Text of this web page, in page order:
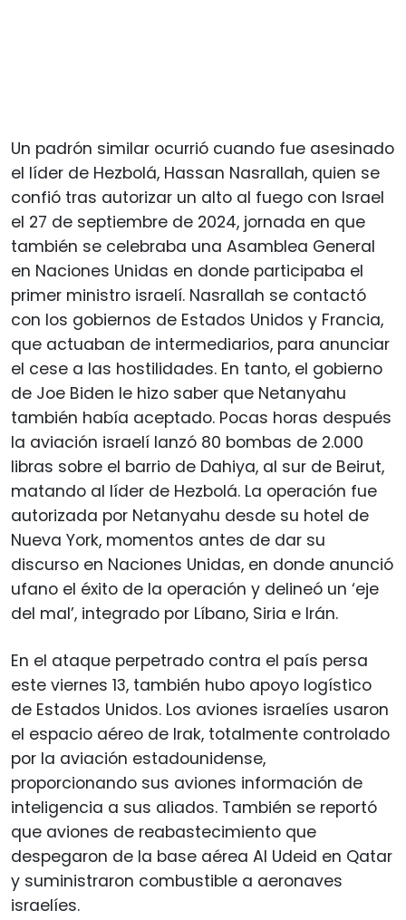
Un padrón similar ocurrió cuando fue asesinado
el líder de Hezbolá, Hassan Nasrallah, quien se
confió tras autorizar un alto al fuego con Israel
el 27 de septiembre de 2024, jornada en que
también se celebraba una Asamblea General
en Naciones Unidas en donde participaba el
primer ministro israelí. Nasrallah se contactó
con los gobiernos de Estados Unidos y Francia,
que actuaban de intermediarios, para anunciar
el cese a las hostilidades. En tanto, el gobierno
de Joe Biden le hizo saber que Netanyahu
también había aceptado. Pocas horas después
la aviación israelí lanzó 80 bombas de 2.000
libras sobre el barrio de Dahiya, al sur de Beirut,
matando al líder de Hezbolá. La operación fue
autorizada por Netanyahu desde su hotel de
Nueva York, momentos antes de dar su
discurso en Naciones Unidas, en donde anunció
ufano el éxito de la operación y delineó un ‘eje
del mal’, integrado por Líbano, Siria e Irán.
En el ataque perpetrado contra el país persa
este viernes 13, también hubo apoyo logístico
de Estados Unidos. Los aviones israelíes usaron
el espacio aéreo de Irak, totalmente controlado
por la aviación estadounidense,
proporcionando sus aviones información de
inteligencia a sus aliados. También se reportó
que aviones de reabastecimiento que
despegaron de la base aérea Al Udeid en Qatar
y suministraron combustible a aeronaves
israelíes.